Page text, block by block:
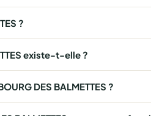
?
existe-t-elle ?
DES BALMETTES ?